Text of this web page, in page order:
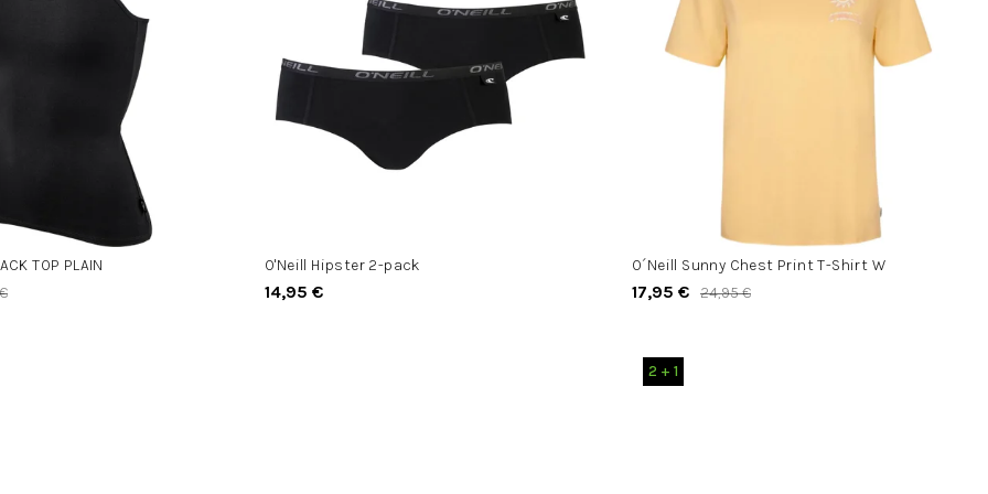
TOP PLAIN O'Neill Hipster 2-pack
14,95 €
O´Neill Sunny Chest Print T-Shirt W
17,95 € 24,95 €
2 + 1